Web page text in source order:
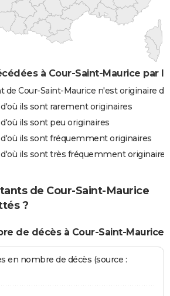
à Cour-Saint-Maurice par
de Cour-Saint-Maurice n'est originaire
ils sont rarement originaires
ils sont peu originaires
ils sont fréquemment originaires
ils sont très fréquemment originaires
de Cour-Saint-Maurice
?
de décès à Cour-Saint-Maurice
en nombre de décès (source :